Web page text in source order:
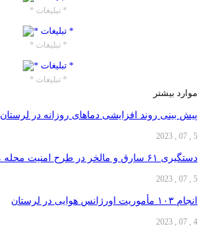
* تبلیغات *
* تبلیغات *
* تبلیغات *
موارد بیشتر
پیش بینی روند افزایشی دما‌های روزانه در لرستان
5 , 07 , 2023
دستگیری ۶۱ سارق و مالخر در طرح امنیت محله محور لرستان
5 , 07 , 2023
انجام ۱۰۳ مأموریت اورژانس هوایی در لرستان
4 , 07 , 2023